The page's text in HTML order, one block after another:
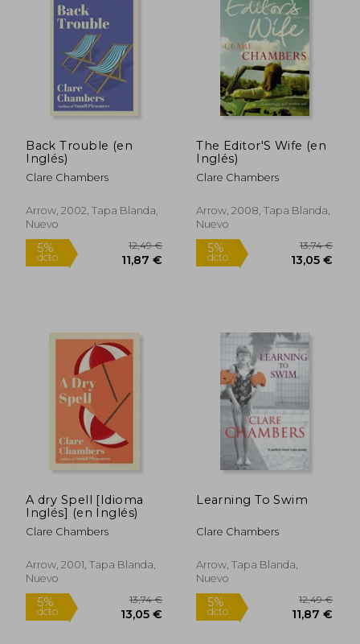
dcto. dcto.
Back Trouble (en
Inglés)
Clare Chambers
Arrow, 2002, Tapa Blanda,
Nuevo
5%
dcto.
The Editor'S Wife (en
Inglés)
Clare Chambers
Arrow, 2008, Tapa Blanda,
Nuevo
5%
dcto.
A dry Spell [Idioma
Inglés] (en Inglés)
Clare Chambers
Arrow, 2001, Tapa Blanda,
Nuevo
Learning To Swim
Clare Chambers
Arrow, Tapa Blanda,
Nuevo